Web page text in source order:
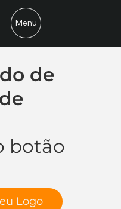
Menu
de
botão
Logo